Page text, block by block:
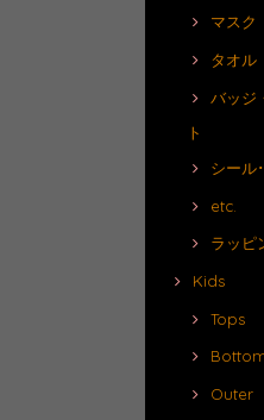
マスク
タオル
バッジ
ト
シール
etc.
ラッピ
Kids
Tops
Outer